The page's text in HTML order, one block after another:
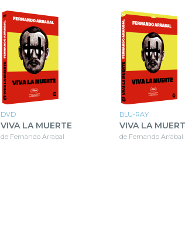
DVD
VIVA LA MUERTE
de Fernando Arrabal
BLU-RAY
VIVA LA
de Fernando Arrabal
INSCRIVEZ-VOUS À LA
-